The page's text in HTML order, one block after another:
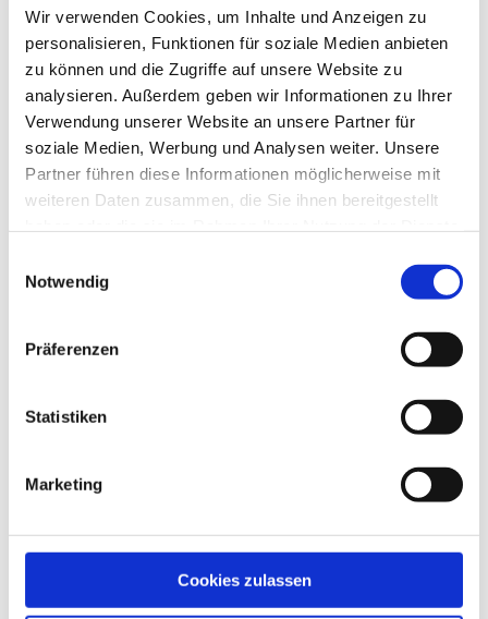
Wir verwenden Cookies, um Inhalte und Anzeigen zu
personalisieren, Funktionen für soziale Medien anbieten
zu können und die Zugriffe auf unsere Website zu
analysieren. Außerdem geben wir Informationen zu Ihrer
Verwendung unserer Website an unsere Partner für
soziale Medien, Werbung und Analysen weiter. Unsere
Partner führen diese Informationen möglicherweise mit
weiteren Daten zusammen, die Sie ihnen bereitgestellt
Notwendig
Präferenzen
Statistiken
Marketing
Cookies zulassen
Prozent) spezielle Computerbrillen. 54 Prozent der
Bevölkerung würden die potenziellen Risiken von
Blaulicht nicht kennen. Gleichzeitig steige die
Nachfrage nach entsprechenden Lösungen
kontinuierlich an. MPO unterstützt augenoptische
Fachbetriebe bei der Beratung und Vermarktung der
neuen Glastechnologie mit Informationsmaterialien,
Schulungsangeboten und weiteren
Serviceleistungen.